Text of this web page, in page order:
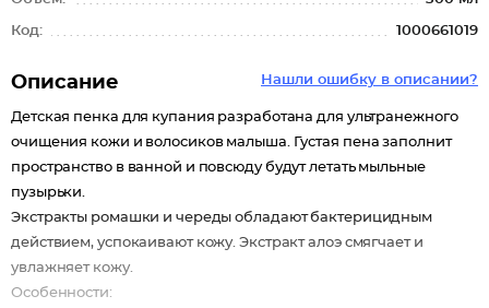
Код: 1000661019
Нашли ошибку в описании?
Описание
Детская пенка для купания разработана для ультранежного
очищения кожи и волосиков малыша. Густая пена заполнит
пространство в ванной и повсюду будут летать мыльные
пузырьки.
Экстракты ромашки и череды обладают бактерицидным
действием, успокаивают кожу. Экстракт алоэ смягчает и
увлажняет кожу.
Особенности: